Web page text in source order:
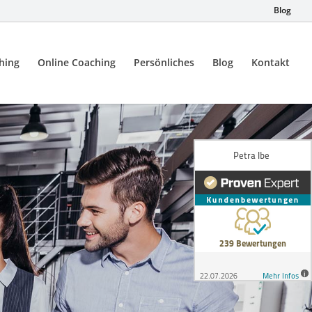
Blog
Online Coaching Persönliches Blog Kontakt